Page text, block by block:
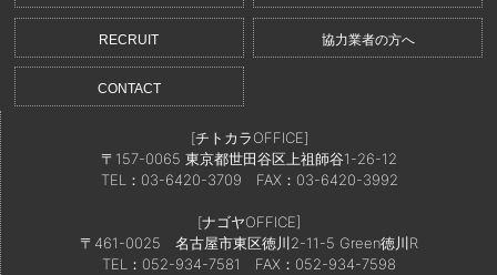
RECRUIT 協力業者の方へ
CONTACT
[チトカラOFFICE]
〒157-0065 東京都世田谷区上祖師谷1-26-12
TEL：03-6420-3709 FAX：03-6420-3992
[ナゴヤOFFICE]
〒461-0025 名古屋市東区徳川2-11-5 Green徳川R
TEL：052-934-7581
FAX：052-934-7598